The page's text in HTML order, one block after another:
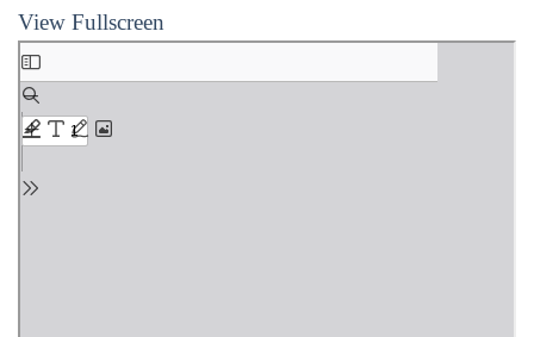
View Fullscreen